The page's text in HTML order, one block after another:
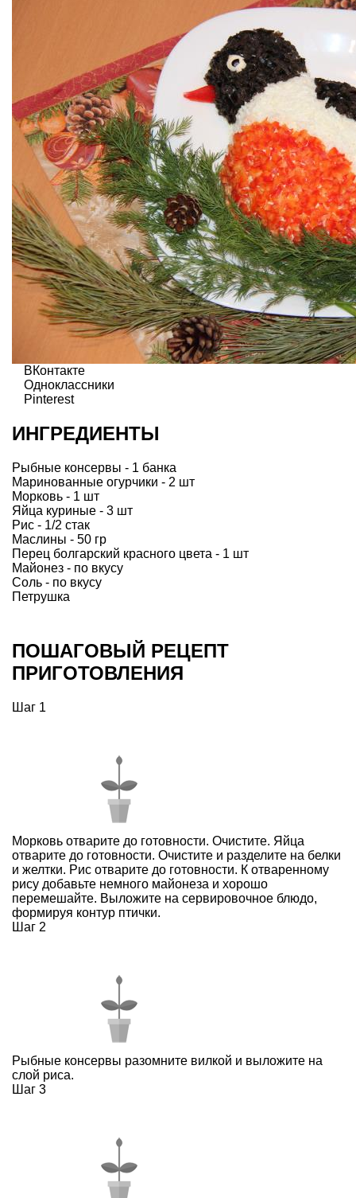
ВКонтакте
Одноклассники
Pinterest
ИНГРЕДИЕНТЫ
Рыбные консервы - 1 банка
Маринованные огурчики - 2 шт
Морковь - 1 шт
Яйца куриные - 3 шт
Рис - 1/2 стак
Маслины - 50 гр
Перец болгарский красного цвета - 1 шт
Майонез - по вкусу
Соль - по вкусу
Петрушка
ПОШАГОВЫЙ РЕЦЕПТ
ПРИГОТОВЛЕНИЯ
Шаг 1
Морковь отварите до готовности. Очистите. Яйца
отварите до готовности. Очистите и разделите на белки
и желтки. Рис отварите до готовности. К отваренному
рису добавьте немного майонеза и хорошо
перемешайте. Выложите на сервировочное блюдо,
формируя контур птички.
Шаг 2
Рыбные консервы разомните вилкой и выложите на
слой риса.
Шаг 3